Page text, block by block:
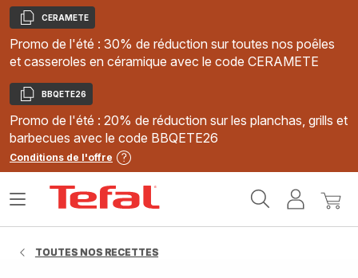
Copier
CERAMETE
Promo de l'été : 30% de réduction sur toutes nos poêles
et casseroles en céramique avec le code CERAMETE
Copier
BBQETE26
Promo de l'été : 20% de réduction sur les planchas, grills et
barbecues avec le code BBQETE26
Conditions de l'offre
MonMon
Ouvrir
TOUTES NOS RECETTES